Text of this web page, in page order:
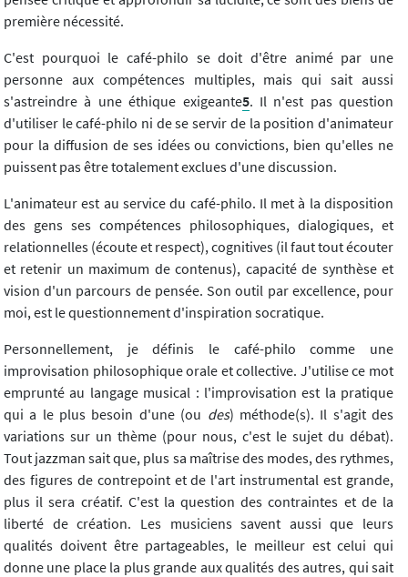
première nécessité.
C'est pourquoi le café-philo se doit d'être animé par une
personne aux compétences multiples, mais qui sait aussi
s'astreindre à une éthique exigeante5. Il n'est pas question
d'utiliser le café-philo ni de se servir de la position d'animateur
pour la diffusion de ses idées ou convictions, bien qu'elles ne
puissent pas être totalement exclues d'une discussion.
L'animateur est au service du café-philo. Il met à la disposition
des gens ses compétences philosophiques, dialogiques, et
relationnelles (écoute et respect), cognitives (il faut tout écouter
et retenir un maximum de contenus), capacité de synthèse et
vision d'un parcours de pensée. Son outil par excellence, pour
moi, est le questionnement d'inspiration socratique.
Personnellement, je définis le café-philo comme une
improvisation philosophique orale et collective. J'utilise ce mot
emprunté au langage musical : l'improvisation est la pratique
qui a le plus besoin d'une (ou des) méthode(s). Il s'agit des
variations sur un thème (pour nous, c'est le sujet du débat).
Tout jazzman sait que, plus sa maîtrise des modes, des rythmes,
des figures de contrepoint et de l'art instrumental est grande,
plus il sera créatif. C'est la question des contraintes et de la
liberté de création. Les musiciens savent aussi que leurs
qualités doivent être partageables, le meilleur est celui qui
donne une place la plus grande aux qualités des autres, qui sait